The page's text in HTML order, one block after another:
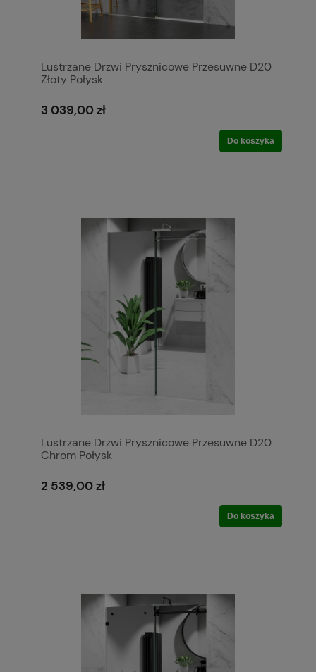
Lustrzane Drzwi Prysznicowe Przesuwne D20
Złoty Połysk
3 039,00 zł
Do koszyka
Lustrzane Drzwi Prysznicowe Przesuwne D20
Chrom Połysk
2 539,00 zł
Do koszyka